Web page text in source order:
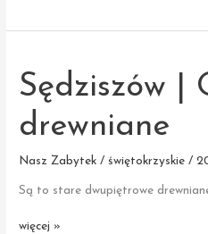
Wielki
Sędziszów |
drewniane
Nasz Zabytek / świętokrzyskie /
Są to stare dwupiętrowe
Sędziszów
więcej »